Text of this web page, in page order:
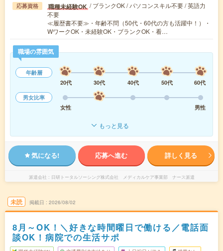
応募資格 職種未経験OK / ブランクOK / パソコンスキル不要 / 英語力
不要
≪履歴書不要≫・年齢不問（50代・60代の方も活躍中！）・
WワークOK・未経験OK・ブランクOK・看…
職場の雰囲気
年齢層
20代
30代 40代 50代
60代
男女比率
女性
男性
もっと見る
気になる! 応募へ進む 詳しく見る
派遣会社 日研トータルソーシング株式会社 メディカルケア事業部 ナース派遣
未読 掲載日 2026/08/02
8月～OK！＼好きな時間曜日で働ける／電話面
談OK！病院での生活サポ